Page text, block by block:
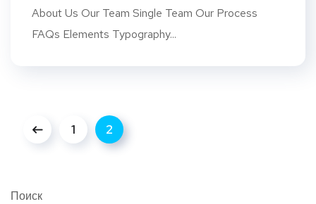
About Us Our Team Single Team Our Process
FAQs Elements Typography...
1 2
Поиск